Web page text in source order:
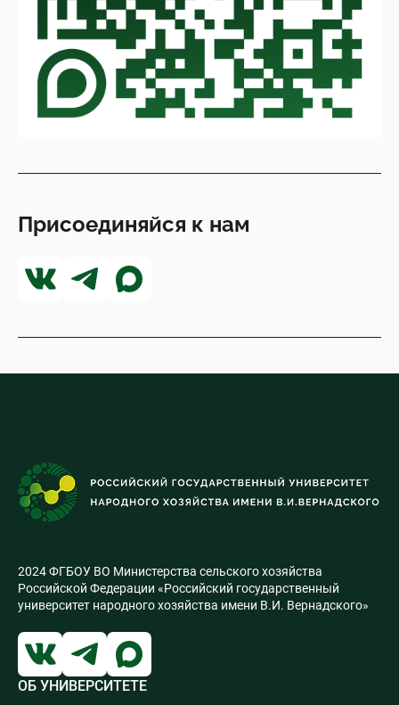
Присоединяйся к нам
2024 ФГБОУ ВО Министерства сельского хозяйства
Российской Федерации «Российский государственный
университет народного хозяйства имени В.И. Вернадского»
ОБ УНИВЕРСИТЕТЕ